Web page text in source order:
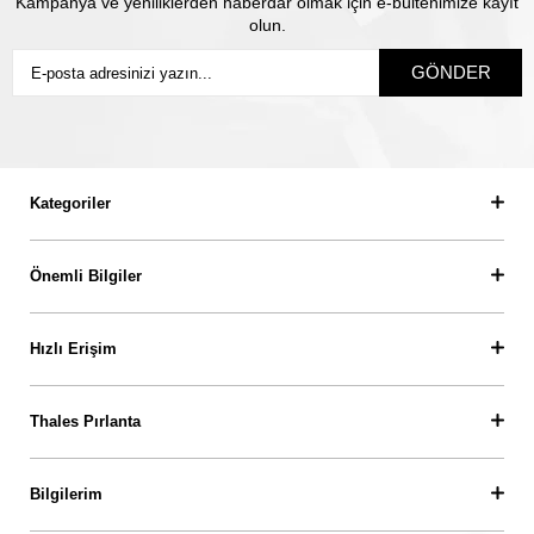
olun.
GÖNDER
Kategoriler
Önemli Bilgiler
Hızlı Erişim
Thales Pırlanta
Bilgilerim